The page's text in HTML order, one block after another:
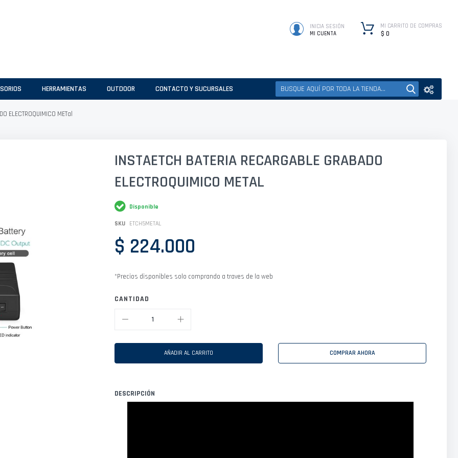
INICIA SESIÓN
MI CUENTA
MI CARRITO DE COMPRAS
$ 0
HERRAMIENTAS OUTDOOR CONTACTO Y SUCURSALES
ELECTROQUIMICO METal
INSTAETCH BATERIA RECARGABLE GRABADO
ELECTROQUIMICO METAL
Disponible
SKU ETCH5METAL
$ 224.000
*Precios disponibles solo comprando a traves de la web
CANTIDAD
AÑADIR AL CARRITO COMPRAR AHORA
DESCRIPCIÓN